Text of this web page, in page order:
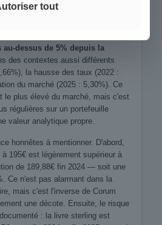
mécanique et l'assume — pas
au-dessus de 5% depuis la
des contextes aussi différents
la hausse des taux (2022 :
du marché (2025 : 5,30%). Ce
le plus élevé du marché, mais c'est
régulières sur un portefeuille
valeur analytique propre.
honnêtes à mentionner. D'abord,
195€ est légèrement supérieur à
de 189,88€ fin 2024 — soit une
Ce n'est pas alarmant dans la
mais c'est l'inverse de Corum
une décote. Ensuite, le risque
: la livre sterling est
tout